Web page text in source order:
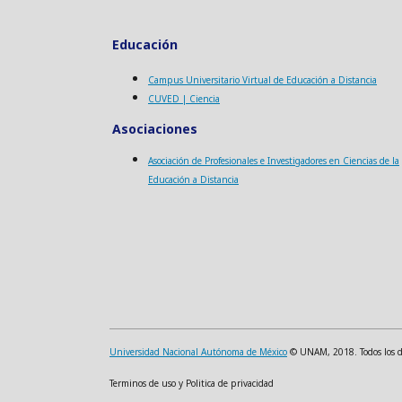
Educación
Campus Universitario Virtual de Educación a Distancia
CUVED | Ciencia
Asociaciones
Asociación de Profesionales e Investigadores en Ciencias de la
Educación a Distancia
Universidad Nacional Autónoma de México © UNAM, 2018. Todos los
Terminos de uso y Politica de privacidad